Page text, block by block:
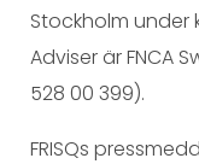
Stockholm under
Adviser är FNCA
528 00 399).
FRISQs